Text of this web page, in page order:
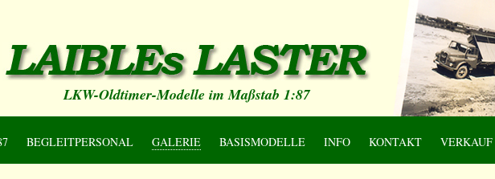
BEGLEITPERSONAL GALERIE BASISMODELLE INFO KONTAKT VERKAUF
LKW-Oldtimer-Modelle im Maßstab 1:87